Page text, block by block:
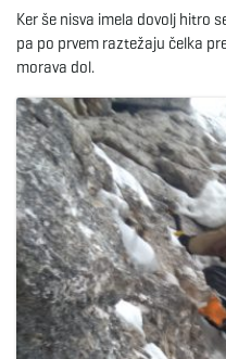
Ker še nisva imela dovolj hitro
pa po prvem raztežaju čelka
morava dol.